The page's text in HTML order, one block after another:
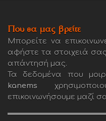
Που θα μας βρείτε
Μπορείτε να
αφήστε τα στοιχειά
απάντησή μας.
Τα δεδομένα που
kanems
επικοινωνήσουμε μαζί